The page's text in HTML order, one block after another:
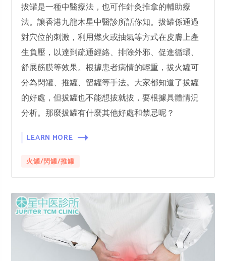
拔罐是一種中醫療法，也可作針灸推拿的輔助療
法。讓香港九龍木星中醫診所話你知。拔罐係通過
對穴位的刺激，利用燃火或抽氣等方式在皮膚上產
生負壓，以達到疏通經絡、排除外邪、促進循環、
舒展筋膜等效果。根據患者病情的輕重，拔火罐可
分為閃罐、推罐、留罐等手法。大家都知道了拔罐
的好處，但拔罐也不能想拔就拔，要根據具體情況
分析。那麼拔罐有什麼其他好處和禁忌呢？
LEARN MORE
火罐/閃罐/推罐